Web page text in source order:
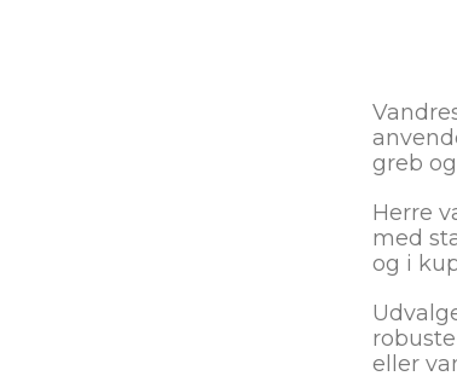
greb
Herre
med
og i
eller